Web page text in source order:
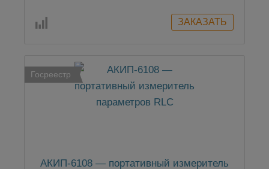
Госреестр
АКИП-6108 — портативный измеритель